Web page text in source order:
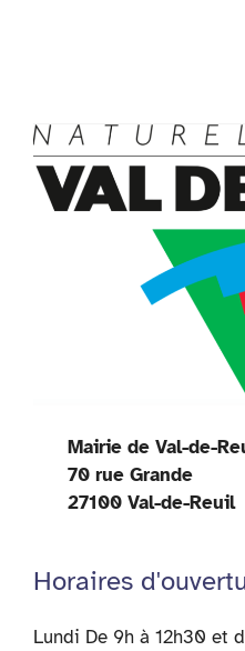
Mairie de Val-de-
70 rue Grande
27100 Val-de-Reuil
Horaires
Lundi De 9h à 12h30 et